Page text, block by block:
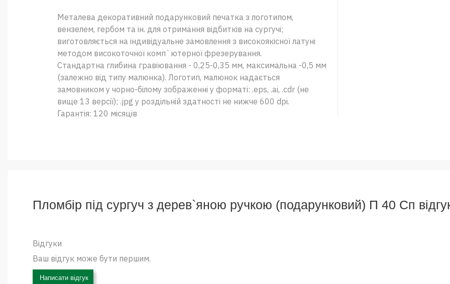
Металева декоративний подарунковий печатка з логотипом,
вензелем, гербом та ін. для отримання відбитків на сургучі;
виготовляється на індивідуальне замовлення з високоякісної латуні
методом високоточної комп`ютерної фрезерування.
Стандартна глибина гравіювання - 0,25-0,35 мм, максимальна -0,5 мм
(залежно від типу малюнка). Логотип, малюнок надається
замовником у чорно-білому зображенні у форматі: .eps, .ai, .cdr (не
вище 13 версії); .jpg у роздільній здатності не нижче 600 dpi.
Гарантія: 120 місяців
Пломбір під сургуч з дерев`яною ручкою (подарунковий) П 40 Сп
Відгуки
Ваш відгук може бути першим.
Написати відгук